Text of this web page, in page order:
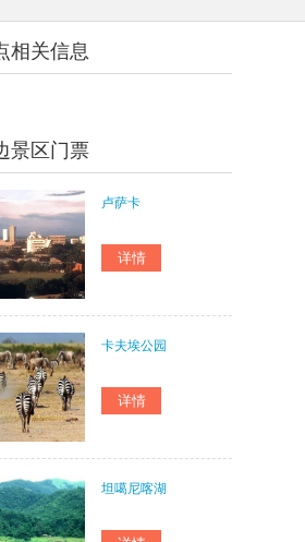
相关信息
景区门票
卢萨卡
卡夫埃公园
坦噶尼喀湖